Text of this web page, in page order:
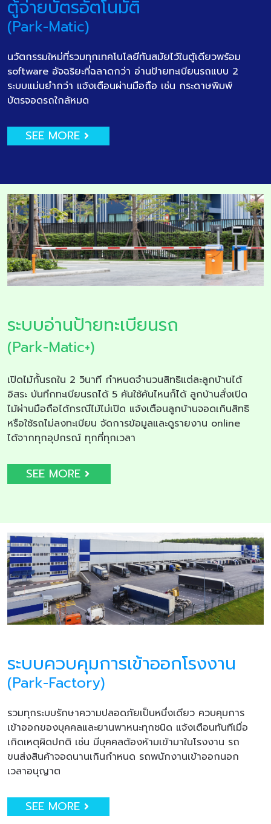
ตู้จ่ายบัตรอัตโนมัติ
(Park-Matic)
นวัตกรรมใหม่ที่รวมทุกเทคโนโลยีทันสมัยไว้ในตู้เดียวพร้อม
software อัจฉริยะที่ฉลาดกว่า อ่านป้ายทะเบียนรถแบบ 2
ระบบแม่นยำกว่า แจ้งเตือนผ่านมือถือ เช่น กระดาษพิมพ์
บัตรจอดรถใกล้หมด
SEE MORE
ระบบอ่านป้ายทะเบียนรถ
(Park-Matic+)
เปิดไม้กั้นรถใน 2 วินาที กำหนดจำนวนสิทธิแต่ละลูกบ้านได้
อิสระ บันทึกทะเบียนรถได้ 5 คันใช้คันไหนก็ได้ ลูกบ้านสั่งเปิด
ไม้ผ่านมือถือได้กรณีไม้ไม่เปิด แจ้งเตือนลูกบ้านจอดเกินสิทธิ
หรือใช้รถไม่ลงทะเบียน จัดการข้อมูลและดูรายงาน online
ได้จากทุกอุปกรณ์ ทุกที่ทุกเวลา
SEE MORE
ระบบควบคุมการเข้าออกโรงงาน
(Park-Factory)
รวมทุกระบบรักษาความปลอดภัยเป็นหนึ่งเดียว ควบคุมการ
เข้าออกของบุคคลและยานพาหนะทุกชนิด แจ้งเตือนทันทีเมื่อ
เกิดเหตุผิดปกติ เช่น มีบุคคลต้องห้ามเข้ามาในโรงงาน รถ
ขนส่งสินค้าจอดนานเกินกำหนด รถพนักงานเข้าออกนอก
เวลาอนุญาต
SEE MORE